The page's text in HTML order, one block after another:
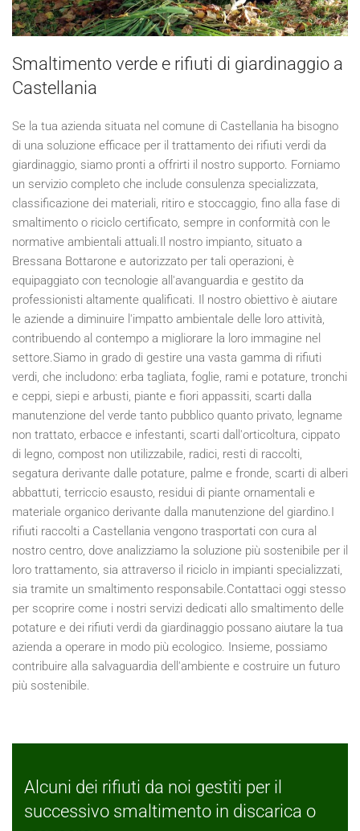
Smaltimento verde e rifiuti di giardinaggio a
Castellania
Se la tua azienda situata nel comune di Castellania ha bisogno
di una soluzione efficace per il trattamento dei rifiuti verdi da
giardinaggio, siamo pronti a offrirti il nostro supporto. Forniamo
un servizio completo che include consulenza specializzata,
classificazione dei materiali, ritiro e stoccaggio, fino alla fase di
smaltimento o riciclo certificato, sempre in conformità con le
normative ambientali attuali.Il nostro impianto, situato a
Bressana Bottarone e autorizzato per tali operazioni, è
equipaggiato con tecnologie all'avanguardia e gestito da
professionisti altamente qualificati. Il nostro obiettivo è aiutare
le aziende a diminuire l'impatto ambientale delle loro attività,
contribuendo al contempo a migliorare la loro immagine nel
settore.Siamo in grado di gestire una vasta gamma di rifiuti
verdi, che includono: erba tagliata, foglie, rami e potature, tronchi
e ceppi, siepi e arbusti, piante e fiori appassiti, scarti dalla
manutenzione del verde tanto pubblico quanto privato, legname
non trattato, erbacce e infestanti, scarti dall'orticoltura, cippato
di legno, compost non utilizzabile, radici, resti di raccolti,
segatura derivante dalle potature, palme e fronde, scarti di alberi
abbattuti, terriccio esausto, residui di piante ornamentali e
materiale organico derivante dalla manutenzione del giardino.I
rifiuti raccolti a Castellania vengono trasportati con cura al
nostro centro, dove analizziamo la soluzione più sostenibile per il
loro trattamento, sia attraverso il riciclo in impianti specializzati,
sia tramite un smaltimento responsabile.Contattaci oggi stesso
per scoprire come i nostri servizi dedicati allo smaltimento delle
potature e dei rifiuti verdi da giardinaggio possano aiutare la tua
azienda a operare in modo più ecologico. Insieme, possiamo
contribuire alla salvaguardia dell'ambiente e costruire un futuro
più sostenibile.
Alcuni dei rifiuti da noi gestiti per il
successivo smaltimento in discarica o